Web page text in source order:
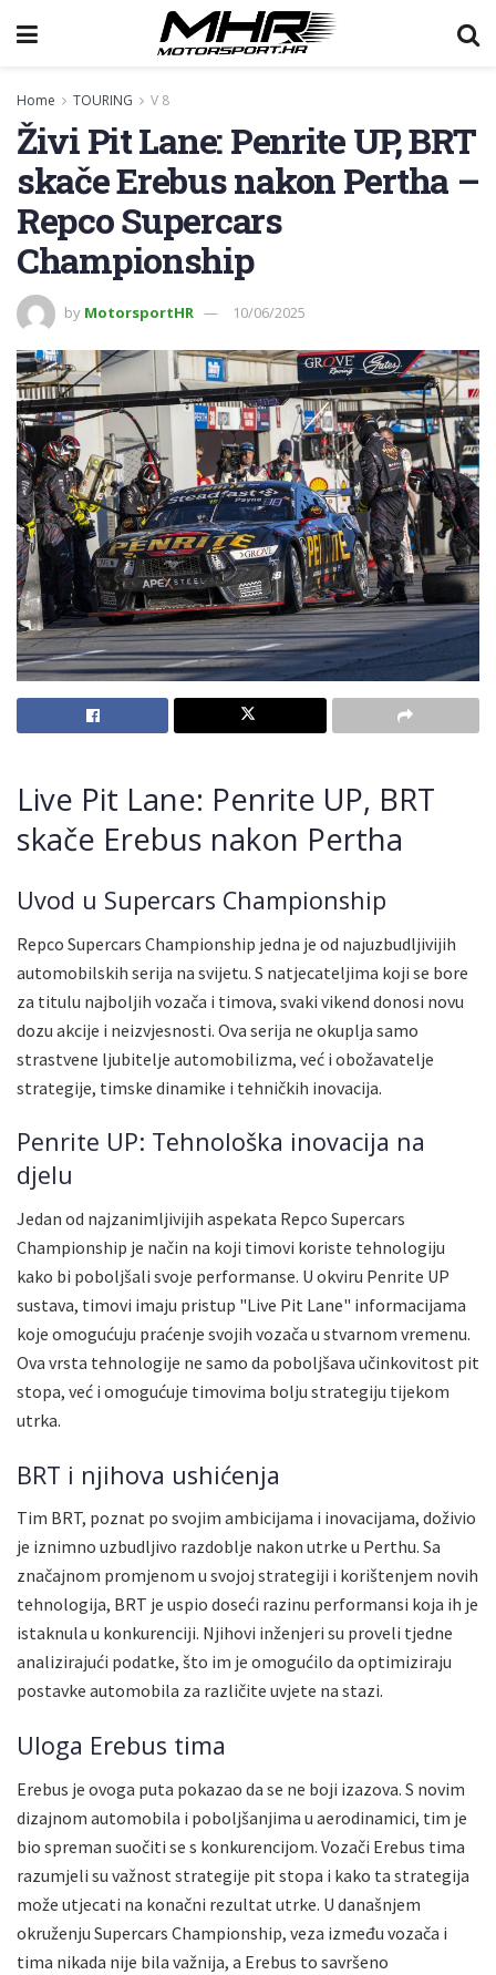
Home TOURING V 8
Živi Pit Lane: Penrite UP, BRT
skače Erebus nakon Pertha –
Repco Supercars
Championship
by MotorsportHR 10/06/2025
Live Pit Lane: Penrite UP, BRT
skače Erebus nakon Pertha
Uvod u Supercars Championship
Repco Supercars Championship jedna je od najuzbudljivijih
automobilskih serija na svijetu. S natjecateljima koji se bore
za titulu najboljih vozača i timova, svaki vikend donosi novu
dozu akcije i neizvjesnosti. Ova serija ne okuplja samo
strastvene ljubitelje automobilizma, već i obožavatelje
strategije, timske dinamike i tehničkih inovacija.
Penrite UP: Tehnološka inovacija na
djelu
Jedan od najzanimljivijih aspekata Repco Supercars
Championship je način na koji timovi koriste tehnologiju
kako bi poboljšali svoje performanse. U okviru Penrite UP
sustava, timovi imaju pristup "Live Pit Lane" informacijama
koje omogućuju praćenje svojih vozača u stvarnom vremenu.
Ova vrsta tehnologije ne samo da poboljšava učinkovitost pit
stopa, već i omogućuje timovima bolju strategiju tijekom
utrka.
BRT i njihova ushićenja
Tim BRT, poznat po svojim ambicijama i inovacijama, doživio
je iznimno uzbudljivo razdoblje nakon utrke u Perthu. Sa
značajnom promjenom u svojoj strategiji i korištenjem novih
tehnologija, BRT je uspio doseći razinu performansi koja ih je
istaknula u konkurenciji. Njihovi inženjeri su proveli tjedne
analizirajući podatke, što im je omogućilo da optimiziraju
postavke automobila za različite uvjete na stazi.
Uloga Erebus tima
Erebus je ovoga puta pokazao da se ne boji izazova. S novim
dizajnom automobila i poboljšanjima u aerodinamici, tim je
bio spreman suočiti se s konkurencijom. Vozači Erebus tima
razumjeli su važnost strategije pit stopa i kako ta strategija
može utjecati na konačni rezultat utrke. U današnjem
okruženju Supercars Championship, veza između vozača i
tima nikada nije bila važnija, a Erebus to savršeno